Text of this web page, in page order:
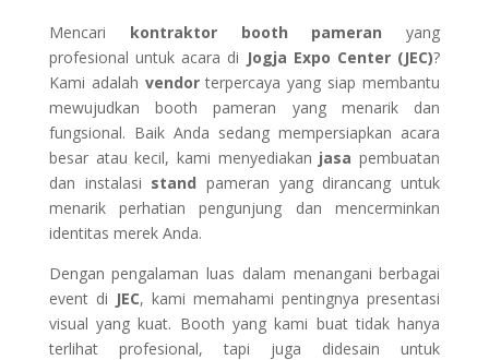
Mencari kontraktor booth pameran yang
profesional untuk acara di Jogja Expo Center (JEC)?
Kami adalah vendorterpercaya yang siap membantu
mewujudkan booth pameran yang menarik dan
fungsional. Baik Anda sedang mempersiapkan acara
besar atau kecil, kami menyediakan jasa pembuatan
dan instalasi stand pameran yang dirancang untuk
menarik perhatian pengunjung dan mencerminkan
identitas merek Anda.
Dengan pengalaman luas dalam menangani berbagai
event di JEC, kami memahami pentingnya presentasi
visual yang kuat. Booth yang kami buat tidak hanya
terlihat profesional, tapi juga didesain untuk